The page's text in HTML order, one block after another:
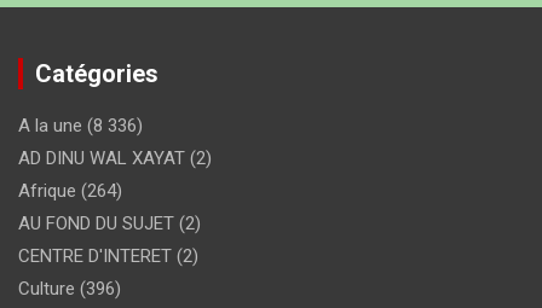
Catégories
A la une (8 336)
AD DINU WAL XAYAT (2)
Afrique (264)
AU FOND DU SUJET (2)
CENTRE D'INTERET (2)
Culture (396)